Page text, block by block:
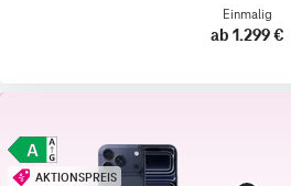
Einmalig
ab 1.299 €
AKTIONSPREIS